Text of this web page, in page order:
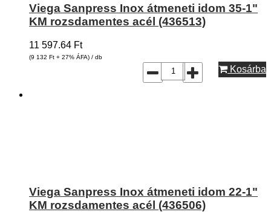
Viega Sanpress Inox átmeneti idom 35-1"
KM rozsdamentes acél (436513)
11 597.64 Ft
(9 132 Ft + 27% ÁFA) / db
Kosárba
Viega Sanpress Inox átmeneti idom 22-1"
KM rozsdamentes acél (436506)